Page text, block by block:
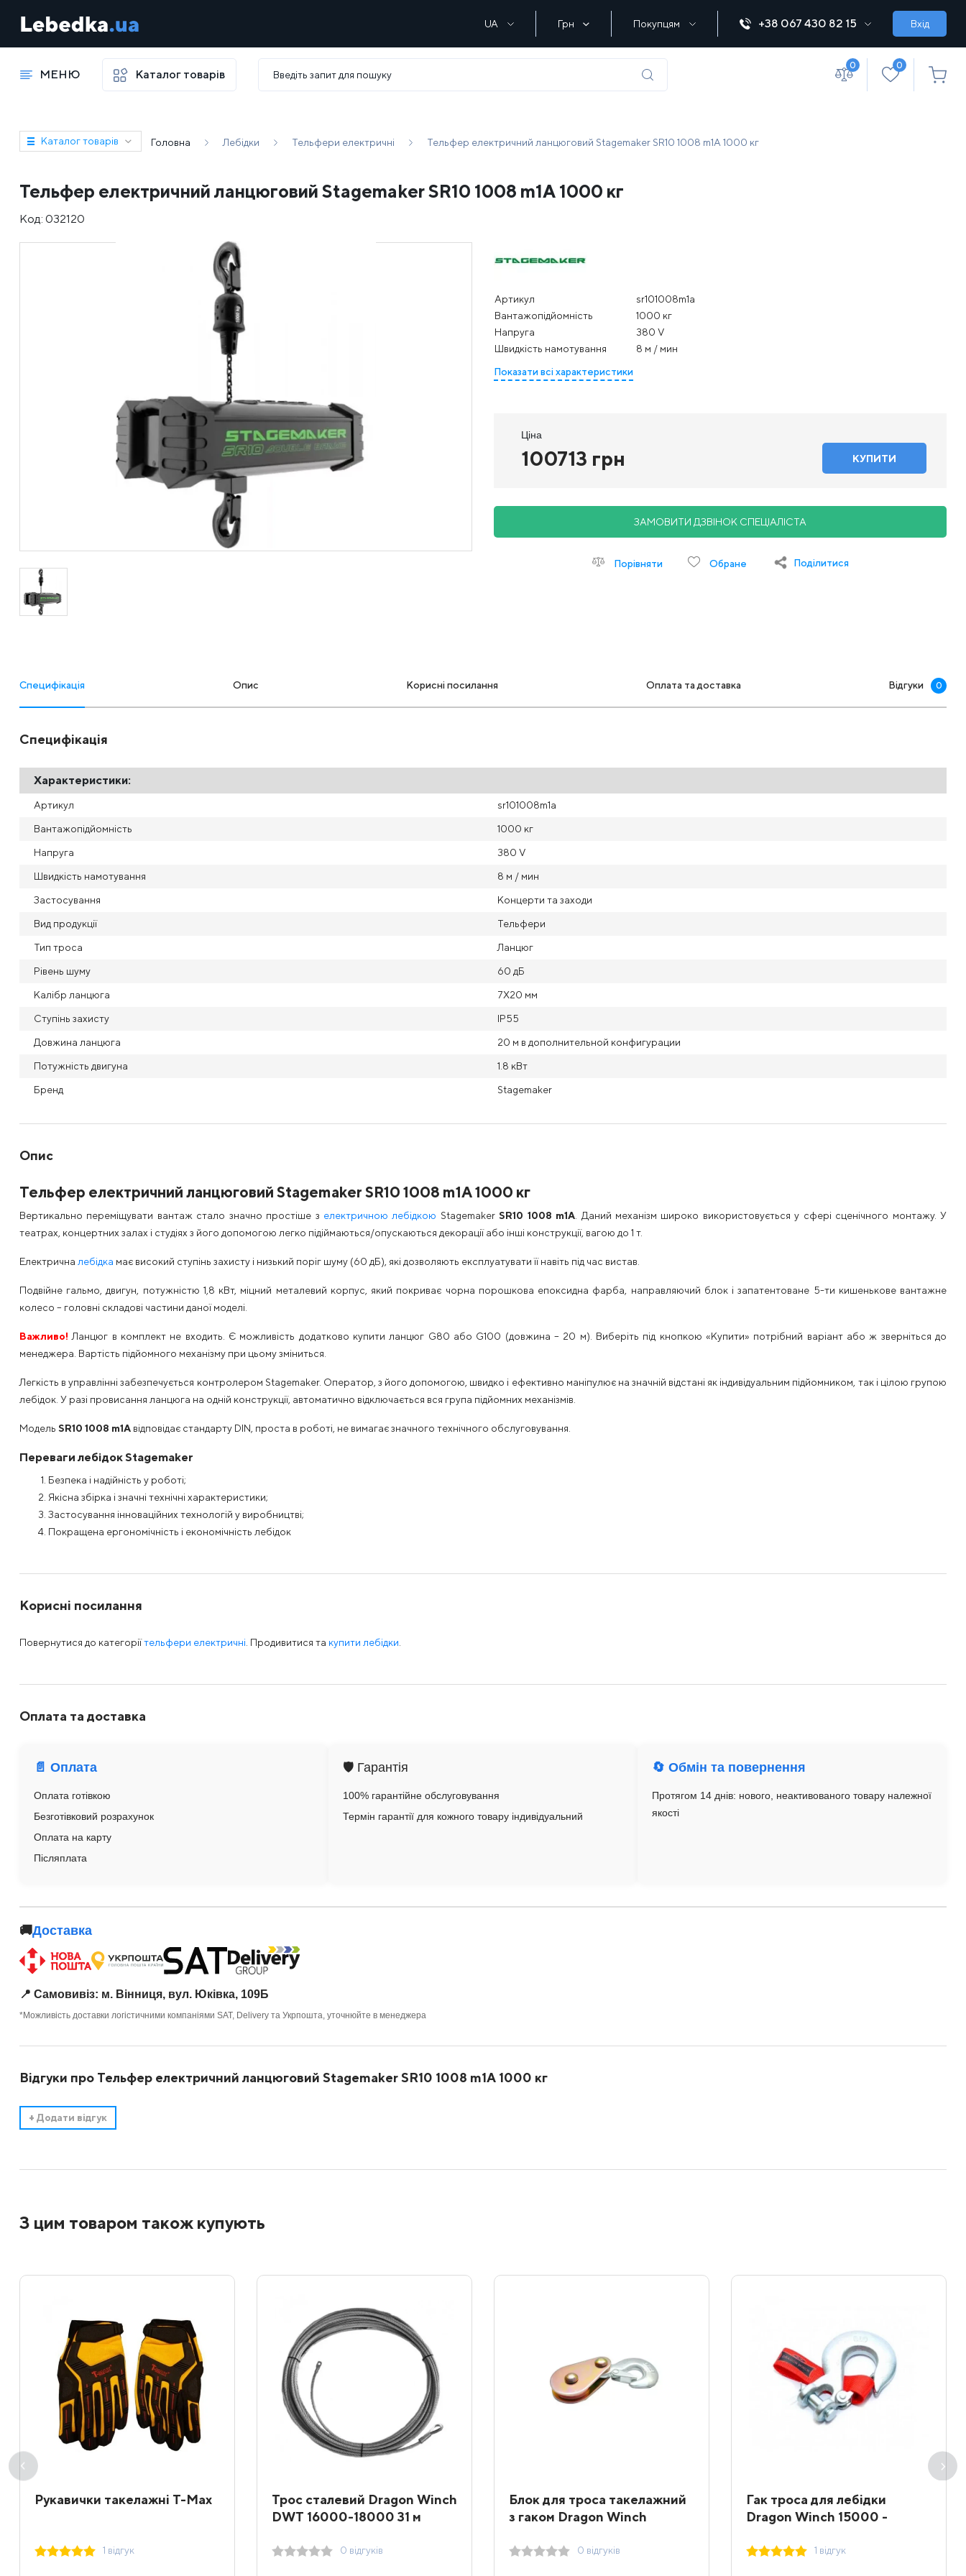
UA Грн Покупцям +38 067 430 82 15 Вхід
МЕНЮ Каталог товарів
0 0
Каталог товарів Головна Лебідки Тельфери електричні Тельфер електричний ланцюговий Stagemaker SR10 1008 m1A 1000 кг
Тельфер електричний ланцюговий Stagemaker SR10 1008 m1A 1000 кг
Код: 032120
Артикул
sr101008m1a
Вантажопідйомність
1000 кг
Напруга
380 V
Швидкість намотування
8 м / мин
Показати всі характеристики
Ціна
100713 грн
ЗАМОВИТИ ДЗВІНОК СПЕЦІАЛІСТА
Порівняти Обране Поділитися
Специфікація Опис Корисні посилання Оплата та доставка Відгуки 0
Специфікація
Характеристики:
Артикул sr101008m1a
Вантажопідйомність 1000 кг
Напруга 380 V
Швидкість намотування 8 м / мин
Застосування Концерти та заходи
Вид продукції Тельфери
Тип троса Ланцюг
Рівень шуму 60 дБ
Калібр ланцюга 7X20 мм
Ступінь захисту IP55
Довжина ланцюга 20 м в дополнительной конфигурации
Потужність двигуна 1.8 кВт
Бренд Stagemaker
Опис
Тельфер електричний ланцюговий Stagemaker SR10 1008 m1A 1000 кг
Вертикально переміщувати вантаж стало значно простіше з електричною лебідкою StagemakerSR10 1008 m1A . Даний механізм широко використовується у сфері сценічного монтажу. У
театрах, концертних залах і студіях з його допомогою легко підіймаються/опускаються декорації або інші конструкції, вагою до 1 т.
Електрична лебідка має високий ступінь захисту і низький поріг шуму (60 дБ), які дозволяють експлуатувати її навіть під час вистав.
Подвійне гальмо, двигун, потужністю 1,8 кВт, міцний металевий корпус, який покриває чорна порошкова епоксидна фарба, направляючий блок і запатентоване 5-ти кишенькове вантажне
колесо – головні складові частини даної моделі.
Важливо! Ланцюг в комплект не входить. Є можливість додатково купити ланцюг G80 або G100 (довжина – 20 м). Виберіть під кнопкою «Купити» потрібний варіант або ж зверніться до
менеджера. Вартість підйомного механізму при цьому зміниться.
Легкість в управлінні забезпечується контролером Stagemaker. Оператор, з його допомогою, швидко і ефективно маніпулює на значній відстані як індивідуальним підйомником, так і цілою групою
лебідок. У разі провисання ланцюга на одній конструкції, автоматично відключається вся група підйомних механізмів.
Модель SR10 1008 m1A відповідає стандарту DIN, проста в роботі, не вимагає значного технічного обслуговування.
Переваги лебідок Stagemaker
Безпека і надійність у роботі;
Якісна збірка і значні технічні характеристики;
Застосування інноваційних технологій у виробництві;
Покращена ергономічність і економічність лебідок
Корисні посилання
Повернутися до категоріїтельфери електричні . Продивитися та купити лебідки
Оплата та доставка
📄 Оплата
Оплата готівкою
Безготівковий розрахунок
Оплата на карту
Післяплата
🛡️ Гарантія
100% гарантійне обслуговування
Термін гарантії для кожного товару індивідуальний
🔄 Обмін та повернення
Протягом 14 днів: нового, неактивованого товару належної
якості
🚚Доставка
📍 Самовивіз: м. Вінниця, вул. Юківка, 109Б
*Можливість доставки логістичними компаніями SAT, Delivery та Укрпошта, уточнюйте в менеджера
Відгуки про Тельфер електричний ланцюговий Stagemaker SR10 1008 m1A 1000 кг
+ Додати відгук
З цим товаром також купують
Рукавички такелажні T-Max
1 відгук
Трос сталевий Dragon Winch
DWT 16000-18000 31 м
0 відгуків
Блок для троса такелажний
з гаком Dragon Winch
0 відгуків
Гак троса для лебідки
Dragon Winch 15000 -
1 відгук